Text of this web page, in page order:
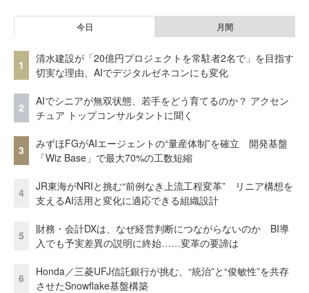
今日 月間
1
清水建設が「20億円プロジェクトを常駐者2名で」を目指す
切実な理由、AIでデジタルゼネコンにも変化
2
AIでシニアが無双状態、若手をどう育てるのか？ アクセン
チュア トップコンサルタントに聞く
3
みずほFGがAIエージェントの“量産体制”を確立 開発基盤
「Wiz Base」で最大70%の工数短縮
4
JR東海がNRIと挑む“前例なき上流工程変革” リニア構想を
支えるAI活用と変化に適応できる組織設計
5
財務・会計DXは、なぜ経営判断につながらないのか BI導
入でも予実差異の説明に終始……変革の要諦は
6
Honda／三菱UFJ信託銀行が挑む、“統治”と“俊敏性”を共存
させたSnowflake基盤構築